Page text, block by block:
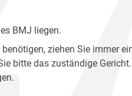
BMJ liegen.
ziehen Sie immer
bitte das zuständige